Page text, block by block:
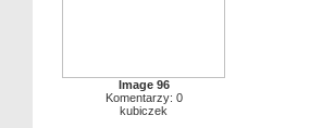
Image 96
Komentarzy: 0
kubiczek